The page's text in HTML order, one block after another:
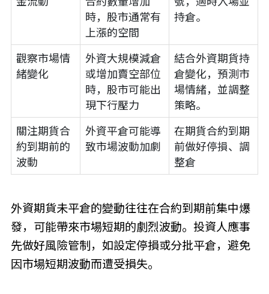
時，股市通常有
上漲的空間
持倉。
觀察市場情
緒變化
外資大規模減倉
或增加賣空部位
時，股市可能出
現下行壓力
結合外資期貨持
倉變化，預測市
場情緒，並調整
策略。
關注期貨合
約到期前的
波動
外資平倉可能導
致市場波動加劇
在期貨合約到期
前做好停損、調
整倉
外資期貨未平倉的變動往往在合約到期前集中爆
發，可能帶來市場短期的劇烈波動。投資人應事
先做好風險管制，如設定停損或分批平倉，避免
因市場短期波動而遭受損失。